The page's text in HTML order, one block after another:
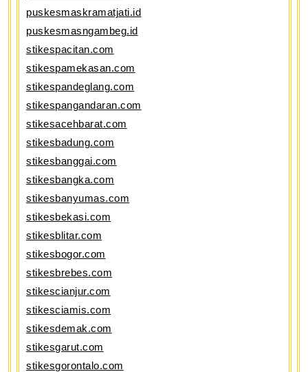
puskesmaskramatjati.id
puskesmasngambeg.id
stikespacitan.com
stikespamekasan.com
stikespandeglang.com
stikespangandaran.com
stikesacehbarat.com
stikesbadung.com
stikesbanggai.com
stikesbangka.com
stikesbanyumas.com
stikesbekasi.com
stikesblitar.com
stikesbogor.com
stikesbrebes.com
stikescianjur.com
stikesciamis.com
stikesdemak.com
stikesgarut.com
stikesgorontalo.com